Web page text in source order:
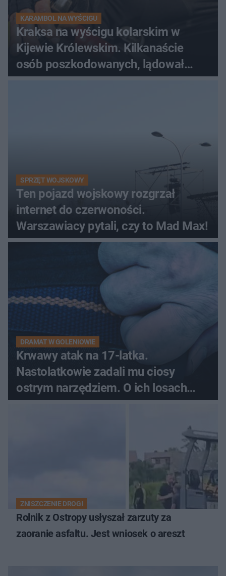
KARAMBOL NA WYŚCIGU
Kraksa na wyścigu kolarskim w
Kijewie Królewskim. Kilkanaście
osób poszkodowanych, lądował
śmigłowiec LPR
SPRZĘT WOJSKOWY
Ten pojazd wojskowy rozgrzał
internet do czerwoności.
Warszawiacy pytali, czy to Mad Max!
DRAMAT W GOLENIOWIE
Krwawy atak na 17-latka.
Nastolatkowie zadali mu ciosy
ostrym narzędziem. O ich losach
zdecyduje sąd rodzinny
ZNISZCZENIE DROGI
Rolnik z Ostropy usłyszał zarzuty za
zaoranie asfaltu. Jest wniosek o areszt